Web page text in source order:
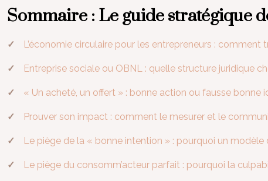
Sommaire : Le guide stratégique
L’économie circulaire pour les entrepreneurs :
Entreprise sociale ou OBNL : quelle structure juridique
« Un acheté, un offert » : bonne action ou fausse bonne
Prouver son impact : comment le mesurer et le
Le piège de la « bonne intention » : pourquoi un
Le piège du consomm’acteur parfait : pourquoi la